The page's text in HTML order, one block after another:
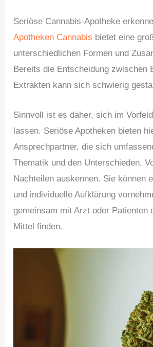
Seriöse Cannabis-Apotheke
Apotheken Cannabis bietet eine
unterschiedlichen Formen und
Bereits die Entscheidung zwischen
Extrakten kann sich schwierig
Sinnvoll ist es daher, sich im
lassen. Seriöse Apotheken bieten
Ansprechpartner, die sich
Thematik und den Unterschieden,
Nachteilen auskennen. Sie können
und individuelle Aufklärung
gemeinsam mit Arzt oder Patienten
Mittel finden.